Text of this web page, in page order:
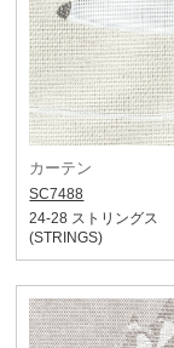
カーテン
SC7488
24-28 ストリングス
(STRINGS)